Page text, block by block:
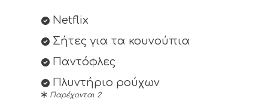
Netflix
Σήτες για τα κουνούπια
Παντόφλες
Πλυντήριο ρούχων
Παρέχονται 2